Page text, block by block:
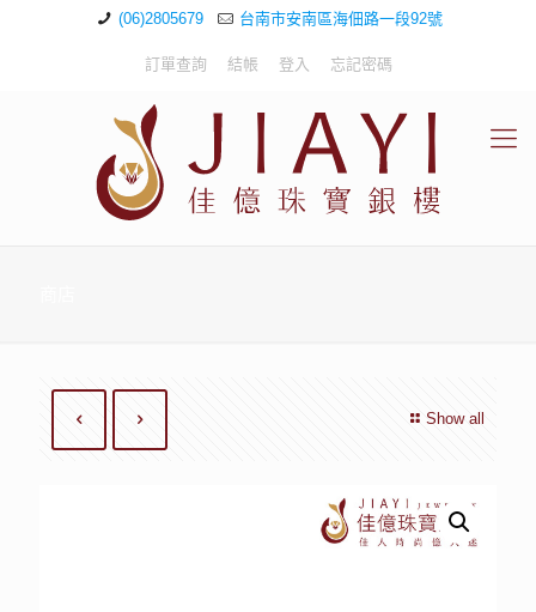
(06)2805679 台南市安南區海佃路一段92號
訂單查詢 結帳 登入 忘記密碼
Show all